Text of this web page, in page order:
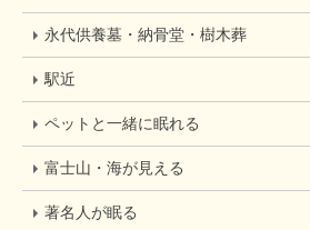
永代供養墓・納骨堂・樹木葬
駅近
ペットと一緒に眠れる
富士山・海が見える
著名人が眠る